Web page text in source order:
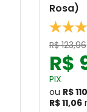
Rosa)
R$ 123,96
R$
PIX
ou R$
R$ 11,06